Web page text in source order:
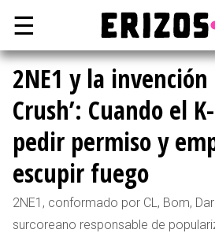
☰
2NE1 y la invención
Crush’: Cuando el
pedir permiso y
escupir fuego
2NE1, conformado por CL, Bom,
surcoreano responsable de